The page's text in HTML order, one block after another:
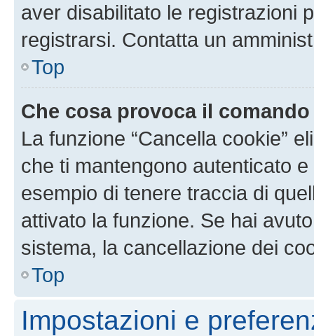
aver disabilitato le registrazioni
registrarsi. Contatta un
Top
Che cosa provoca il
La funzione “Cancella cookie”
che ti mantengono autenticato
esempio di tenere traccia di
attivato la funzione. Se hai
sistema, la cancellazione dei
Top
Impostazioni e